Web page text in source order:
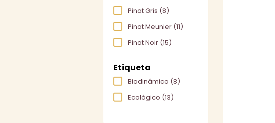
Pinot Gris (8)
Pinot Meunier (11)
Pinot Noir (15)
Etiqueta
Biodinámico (8)
Ecológico (13)